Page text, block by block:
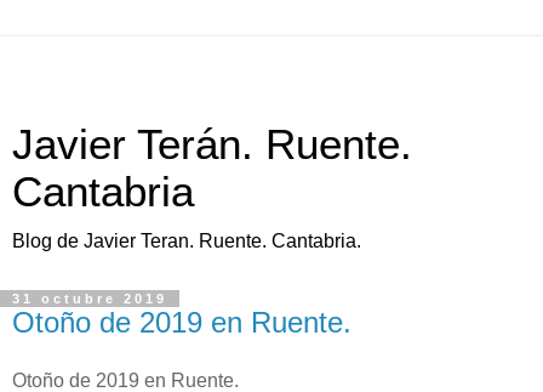
Javier Terán. Ruente.
Cantabria
Blog de Javier Teran. Ruente. Cantabria.
31 octubre 2019
Otoño de 2019 en Ruente.
Otoño de 2019 en Ruente.